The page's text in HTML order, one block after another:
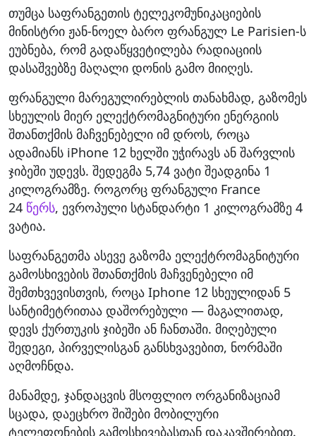
თუმცა საფრანგეთის ტელეკომუნიკაციების
მინისტრი ჟან-ნოელ ბარო ფრანგულ Le Parisien-ს
ეუბნება, რომ გადაწყვეტილება რადიაციის
დასაშვებზე მაღალი დონის გამო მიიღეს.
ფრანგული მარეგულირებლის თანახმად, გაზომეს
სხეულის მიერ ელექტრომაგნიტური ენერგიის
შთანთქმის მაჩვენებელი იმ დროს, როცა
ადამიანს iPhone 12 ხელში უჭირავს ან შარვლის
ჯიბეში უდევს. შედეგმა 5,74 ვატი შეადგინა 1
კილოგრამზე. როგორც ფრანგული France
24 წერს, ევროპული სტანდარტი 1 კილოგრამზე 4
ვატია.
საფრანგეთმა ასევე გაზომა ელექტრომაგნიტური
გამოსხივების შთანთქმის მაჩვენებელი იმ
შემთხვევისთვის, როცა Iphone 12 სხეულიდან 5
სანტიმეტრითაა დაშორებული — მაგალითად,
დევს ქურთუკის ჯიბეში ან ჩანთაში. მიღებული
შედეგი, პირველისგან განსხვავებით, ნორმაში
აღმოჩნდა.
მანამდე, ჯანდაცვის მსოფლიო ორგანიზაციამ
სცადა, დაეცხრო შიშები მობილური
ტელეფონების გამოსხივებასთან დაკავშირებით.